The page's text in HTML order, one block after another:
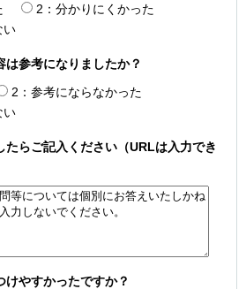
2：分かりにくかった
い
参考になりましたか？
2：参考にならなかった
い
たらご記入ください（URLは入力でき
やすかったですか？